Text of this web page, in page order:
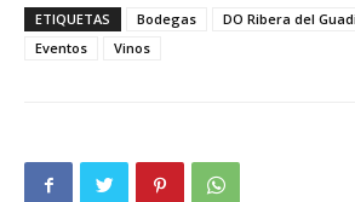
ETIQUETAS Bodegas DO Ribera del
Eventos
Vinos